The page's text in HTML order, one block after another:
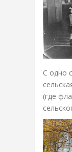
С одно
(где